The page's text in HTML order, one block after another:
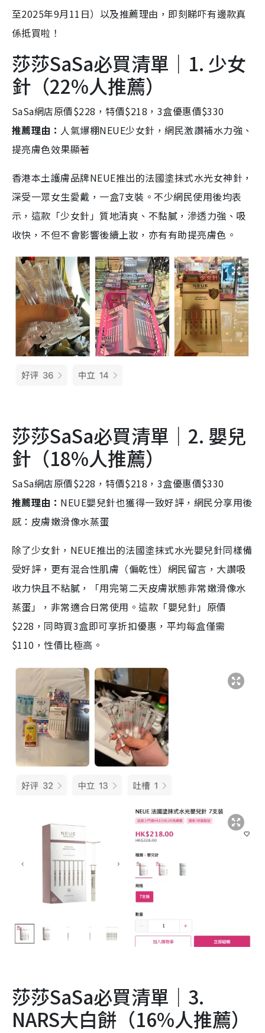
至2025年9月11日）以及推薦理由，即刻睇吓有邊款真
係抵買啦！
莎莎SaSa必買清單｜1. 少女
針（22%人推薦）
SaSa網店原價$228，特價$218，3盒優惠價$330
推薦理由： 人氣爆棚NEUE少女針，網民激讚補水力強、
提亮膚色效果顯著
香港本土護膚品牌NEUE推出的法國塗抹式水光女神針，
深受一眾女生愛戴，一盒7支裝。不少網民使用後均表
示，這款「少女針」質地清爽、不黏膩，滲透力強、吸
收快，不但不會影響後續上妝，亦有有助提亮膚色。
莎莎SaSa必買清單｜2. 嬰兒
針（18%人推薦）
SaSa網店原價$228，特價$218，3盒優惠價$330
推薦理由： NEUE嬰兒針也獲得一致好評，網民分享用後
感：皮膚嫩滑像水蒸蛋
除了少女針，NEUE推出的法國塗抹式水光嬰兒針同樣備
受好評，更有混合性肌膚（偏乾性）網民留言，大讚吸
收力快且不粘膩，「用完第二天皮膚狀態非常嫩滑像水
蒸蛋」，非常適合日常使用。這款「嬰兒針」原價
$228，同時買3盒即可享折扣優惠，平均每盒僅需
$110，性價比極高。
莎莎SaSa必買清單｜3.
NARS大白餅（16%人推薦）